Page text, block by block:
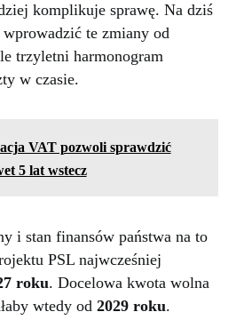
komplikuje sprawę. Na dziś
te zmiany od
trzyletni harmonogram
w czasie.
VAT pozwoli sprawdzić
5 lat wstecz
i stan finansów państwa na to
PSL najwcześniej
roku. Docelowa kwota wolna
wtedy od 2029 roku.